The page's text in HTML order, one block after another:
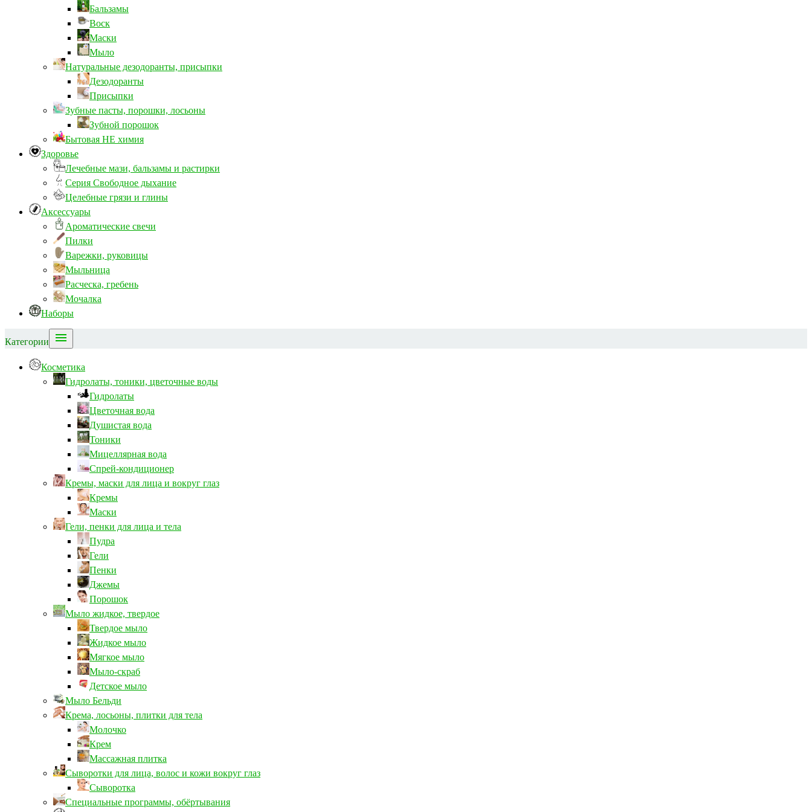
Бальзамы
Воск
Маски
Мыло
Натуральные дезодоранты, присыпки
Дезодоранты
Присыпки
Зубные пасты, порошки, лосьоны
Зубной порошок
Бытовая НЕ химия
Здоровье
Лечебные мази, бальзамы и растирки
Серия Свободное дыхание
Целебные грязи и глины
Аксессуары
Ароматические свечи
Пилки
Варежки, руковицы
Мыльница
Расческа, гребень
Мочалка
Наборы
Категории 
Косметика
Гидролаты, тоники, цветочные воды
Гидролаты
Цветочная вода
Душистая вода
Тоники
Мицеллярная вода
Спрей-кондиционер
Кремы, маски для лица и вокруг глаз
Кремы
Маски
Гели, пенки для лица и тела
Пудра
Гели
Пенки
Джемы
Порошок
Мыло жидкое, твердое
Твердое мыло
Жидкое мыло
Мягкое мыло
Мыло-скраб
Детское мыло
Мыло Бельди
Крема, лосьоны, плитки для тела
Молочко
Крем
Массажная плитка
Сыворотки для лица, волос и кожи вокруг глаз
Сыворотка
Специальные программы, обёртывания